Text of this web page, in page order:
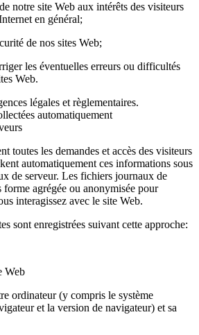
notre site Web aux intérêts des visiteurs
en général;
de nos sites Web;
les éventuelles erreurs ou difficultés
Web.
légales et règlementaires.
automatiquement
toutes les demandes et accès des visiteurs
automatiquement ces informations sous
de serveur. Les fichiers journaux de
forme agrégée ou anonymisée pour
interagissez avec le site Web.
sont enregistrées suivant cette approche:
Web
ordinateur (y compris le système
et la version de navigateur) et sa